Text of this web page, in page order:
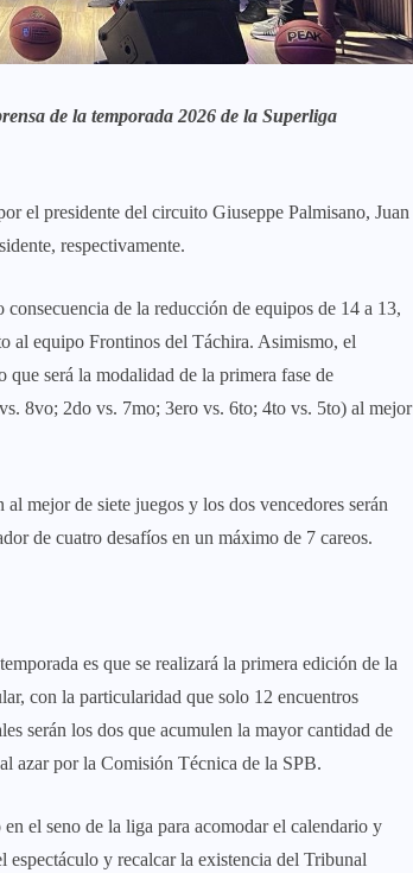
de la temporada 2026 de la Superliga
el presidente del circuito Giuseppe Palmisano, Juan
respectivamente.
de la reducción de equipos de 14 a 13,
al equipo Frontinos del Táchira. Asimismo, el
será la modalidad de la primera fase de
8vo; 2do vs. 7mo; 3ero vs. 6to; 4to vs. 5to) al mejor
mejor de siete juegos y los dos vencedores serán
de cuatro desafíos en un máximo de 7 careos.
es que se realizará la primera edición de la
con la particularidad que solo 12 encuentros
serán los dos que acumulen la mayor cantidad de
azar por la Comisión Técnica de la SPB.
el seno de la liga para acomodar el calendario y
espectáculo y recalcar la existencia del Tribunal